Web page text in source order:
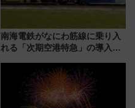
南海電鉄がなにわ筋線に乗り入
れる「次期空港特急」の導入を
日本初の鉄道デザイン